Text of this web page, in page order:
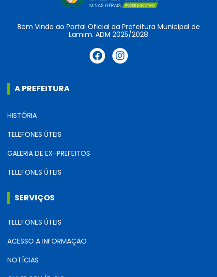
Bem Vindo ao Portal Oficial da Prefeitura Municipal de
Lamim. ADM 2025/2028
A PREFEITURA
HISTÓRIA
TELEFONES ÚTEIS
GALERIA DE EX-PREFEITOS
TELEFONES ÚTEIS
SERVIÇOS
TELEFONES ÚTEIS
ACESSO A INFORMAÇÃO
NOTÍCIAS